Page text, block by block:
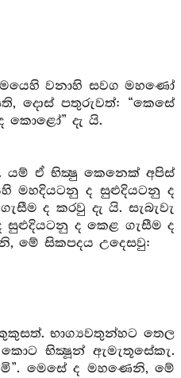
වනාහි සවග මහණෝ
දොස් පතුරුවත්: “කෙසේ
කොළෝ” දැ යි.
ඒ භික්‍ෂු කෙනෙක් අපිස්
මහදියටනු ද සුළුදියටනු ද
ද කරවු දැ යි. සැබැවැ
ද කෙළ ගැසීම ද
මේ සිකපදය උදෙසවු:
භාග්‍යවතුන්හට තෙල
භික්‍ෂූන් ඇමැතූසේකැ.
මෙසේ ද මහණෙනි, මේ